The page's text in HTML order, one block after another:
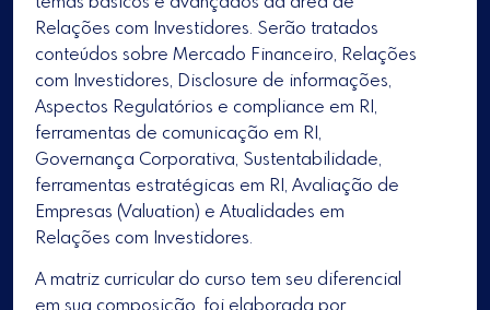
Relações com Investidores. Serão tratados
conteúdos sobre Mercado Financeiro, Relações
com Investidores, Disclosure de informações,
Aspectos Regulatórios e compliance em RI,
ferramentas de comunicação em RI,
Governança Corporativa, Sustentabilidade,
ferramentas estratégicas em RI, Avaliação de
Empresas (Valuation) e Atualidades em
Relações com Investidores.
A matriz curricular do curso tem seu diferencial
em sua composição, foi elaborada por